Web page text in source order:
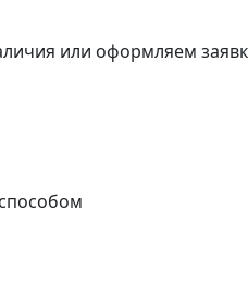
или оформляем